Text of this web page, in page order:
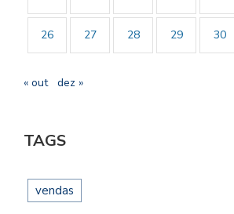
26 27 28 29 30
« out dez »
TAGS
vendas